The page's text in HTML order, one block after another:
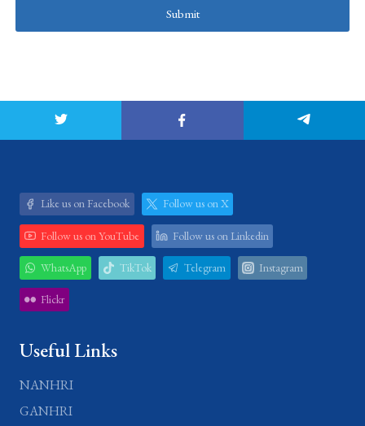
Submit
Like us on Facebook Follow us on X
Follow us on YouTube Follow us on Linkedin
WhatsApp TikTok Telegram Instagram
Flickr
Useful Links
NANHRI
GANHRI